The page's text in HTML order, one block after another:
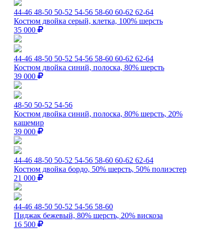
44-46 48-50 50-52 54-56 58-60 60-62 62-64
Костюм двойка серый, клетка, 100% шерсть
35 000
44-46 48-50 50-52 54-56 58-60 60-62 62-64
Костюм двойка синий, полоска, 80% шерсть
39 000
48-50 50-52 54-56
Костюм двойка синий, полоска, 80% шерсть, 20%
кашемир
39 000
44-46 48-50 50-52 54-56 58-60 60-62 62-64
Костюм двойка бордо, 50% шерсть, 50% полиэстер
21 000
44-46 48-50 50-52 54-56 58-60
Пиджак бежевый, 80% шерсть, 20% вискоза
16 500